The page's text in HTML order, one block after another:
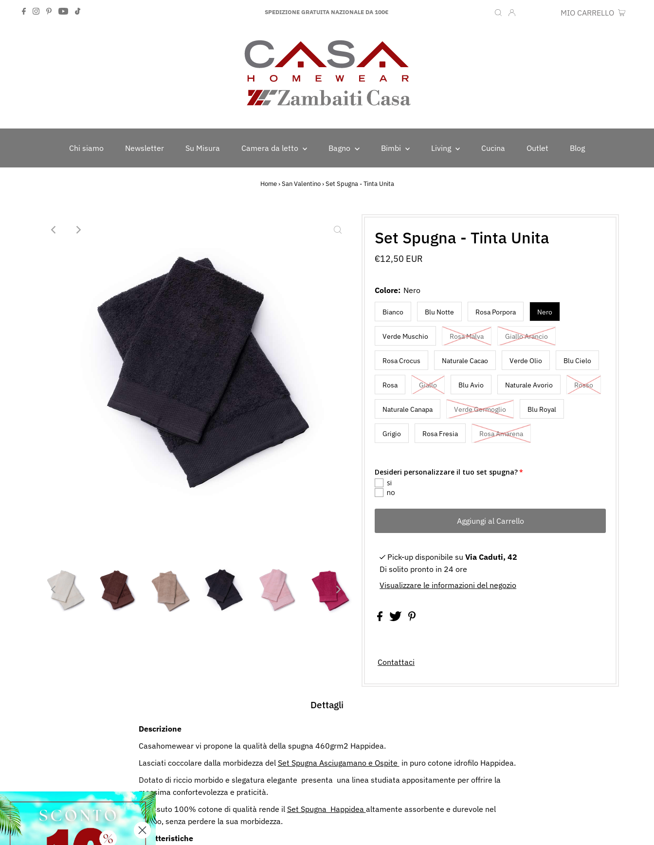
SPEDIZIONE GRATUITA NAZIONALE DA 100€ MIO CARRELLO
Chi siamo Newsletter Su Misura Camera da letto Bagno Bimbi Living Cucina Outlet Blog
Home › San Valentino › Set Spugna - Tinta Unita
Set Spugna - Tinta Unita
Prezzo
€12,50 EUR
Colore: Nero
Bianco Blu Notte Rosa Porpora Nero
Verde Muschio Rosa Malva Giallo Arancio
Rosa Crocus Naturale Cacao Verde Olio Blu Cielo
Rosa Giallo Blu Avio Naturale Avorio Rosso
Naturale Canapa Verde Germoglio Blu Royal
Grigio Rosa Fresia Rosa Amarena
Desideri personalizzare il tuo set spugna?
si
no
Pick-up disponibile su Via Caduti, 42
Di solito pronto in 24 ore
Visualizzare le informazioni del negozio
Contattaci
Dettagli
Descrizione
Casahomewear vi propone la qualità della spugna 460grm2 Happidea.
Lasciati coccolare dalla morbidezza del Set Spugna Asciugamano e Ospite in puro cotone idrofilo Happidea.
Dotato di riccio morbido e slegatura elegante presenta una linea studiata appositamente per offrire la
massima confortevolezza e praticità.
Il tessuto 100% cotone di qualità rende il Set Spugna Happidea altamente assorbente e durevole nel
tempo, senza perdere la sua morbidezza.
Caratteristiche